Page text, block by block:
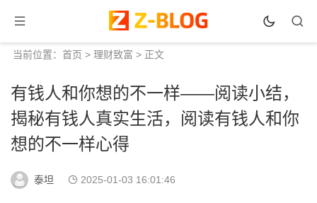
当前位置： 首页 > 理财致富 > 正文
有钱人和你想的不一样——阅读小结，
揭秘有钱人真实生活，阅读有钱人和你
想的不一样心得
泰坦 2025-01-03 16:01:46